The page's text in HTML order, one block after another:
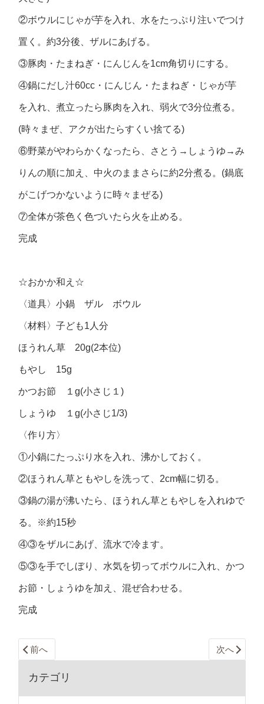
②ボウルにじゃが芋を入れ、水をたっぷり注いでつけ
置く。約3分後、ザルにあげる。
③豚肉・たまねぎ・にんじんを1cm角切りにする。
④鍋にだし汁60cc・にんじん・たまねぎ・じゃが芋
を入れ、煮立ったら豚肉を入れ、弱火で3分位煮る。
(時々まぜ、アクが出たらすくい捨てる)
⑥野菜がやわらかくなったら、さとう→しょうゆ→み
りんの順に加え、中火のままさらに約2分煮る。(鍋底
がこげつかないように時々まぜる)
⑦全体が茶色く色づいたら火を止める。
完成
☆おかか和え☆
〈道具〉小鍋 ザル ボウル
〈材料〉子ども1人分
ほうれん草 20g(2本位)
もやし 15g
かつお節 １g(小さじ１)
しょうゆ １g(小さじ1/3)
〈作り方〉
①小鍋にたっぷり水を入れ、沸かしておく。
②ほうれん草ともやしを洗って、2cm幅に切る。
③鍋の湯が沸いたら、ほうれん草ともやしを入れゆで
る。※約15秒
④③をザルにあげ、流水で冷ます。
⑤③を手でしぼり、水気を切ってボウルに入れ、かつ
お節・しょうゆを加え、混ぜ合わせる。
完成
前へ 次へ
カテゴリ